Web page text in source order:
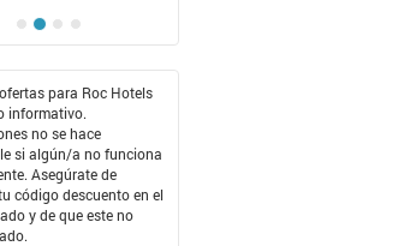
para Roc Hotels
informativo.
no se hace
si algún/a no funciona
Asegúrate de
código descuento en el
y de que este no